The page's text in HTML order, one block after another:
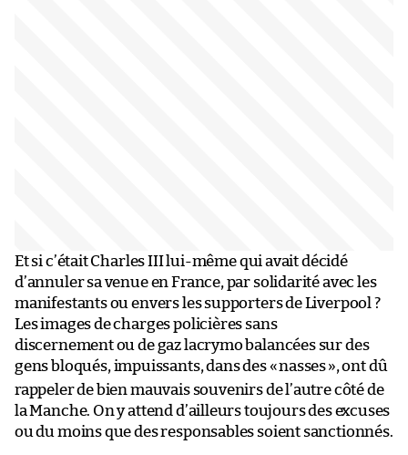
Et si c’était Charles III lui-même qui avait décidé
d’annuler sa venue en France, par solidarité avec les
manifestants ou envers les supporters de Liverpool ?
Les images de charges policières sans
discernementou de gaz lacrymo balancées sur des
gens bloqués, impuissants, dans des «nasses», ont dû
rappeler de bien mauvais souvenirs de l’autre côté de
la Manche. On y attend d’ailleurs toujours des excuses
ou du moins que des responsables soient sanctionnés.